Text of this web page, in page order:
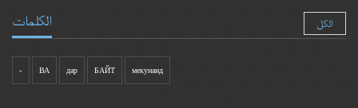
الكلمات الكل
- ВА дар БАЙТ мекунанд